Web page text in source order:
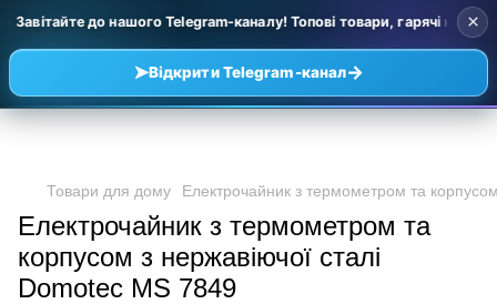
до нашого Telegram-каналу! Топові товари, гарячі
➤Відкрити Telegram-канал→
×
Товари для дому Електрочайник з термометром та
Електрочайник з термометром та
корпусом з нержавіючої сталі
Domotec MS 7849